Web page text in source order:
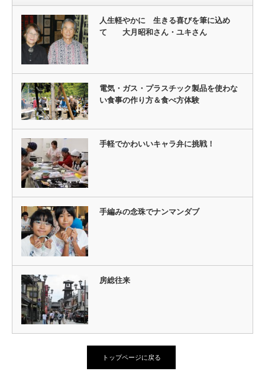
人生軽やかに 生きる喜びを筆に込め
て 大月昭和さん・ユキさん
電気・ガス・プラスチック製品を使わな
い食事の作り方＆食べ方体験
手軽でかわいいキャラ弁に挑戦！
手編みの念珠でナンマンダブ
房総往来
トップページに戻る